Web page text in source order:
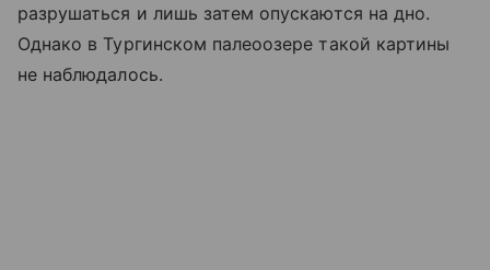
разрушаться и лишь затем опускаются на дно.
Однако в Тургинском палеоозере такой картины
не наблюдалось.